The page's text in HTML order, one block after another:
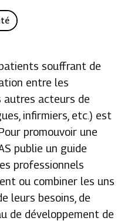
souffrant de
entre les
autres acteurs de
infirmiers, etc.) est
promouvoir une
publie un guide
professionnels
ou combiner les uns
leurs besoins, de
de développement de